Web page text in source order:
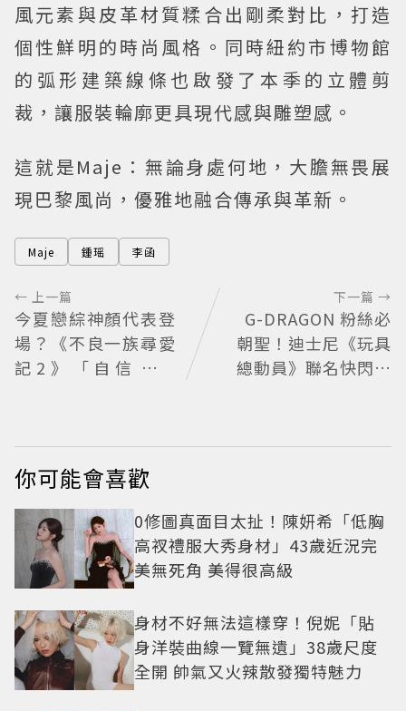
風元素與皮革材質糅合出剛柔對比，打造
個性鮮明的時尚風格。同時紐約市博物館
的弧形建築線條也啟發了本季的立體剪
裁，讓服裝輪廓更具現代感與雕塑感。
這就是Maje：無論身處何地，大膽無畏展
現巴黎風尚，優雅地融合傳承與革新。
Maje 鍾瑶 李函
← 上一篇
今夏戀綜神顏代表登
場？《不良一族尋愛
記2》「自信公關
闆
下一篇 →
G-DRAGON 粉絲必
朝聖！迪士尼《玩具
總動員》聯名快閃店
你可能會喜歡
0修圖真面目太扯！陳妍希「低胸
高衩禮服大秀身材」43歲近況完
美無死角 美得很高級
身材不好無法這樣穿！倪妮「貼
身洋裝曲線一覽無遺」38歲尺度
全開 帥氣又火辣散發獨特魅力